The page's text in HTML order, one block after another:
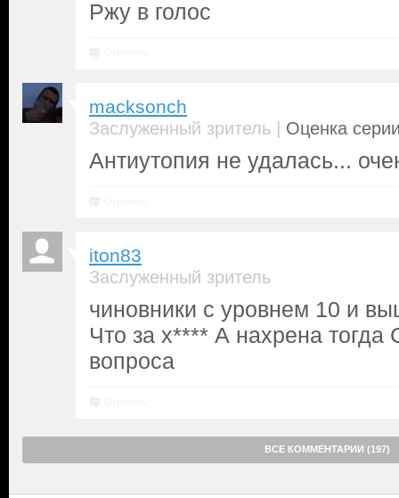
Ржу в голос
macksonch
Заслуженный зритель | Оценка
Антиутопия не удалась...
iton83
Заслуженный зритель
чиновники с уровнем 10 и
Что за х**** А нахрена тогда
вопроса
ВСЕ КОММЕНТАРИИ (197)